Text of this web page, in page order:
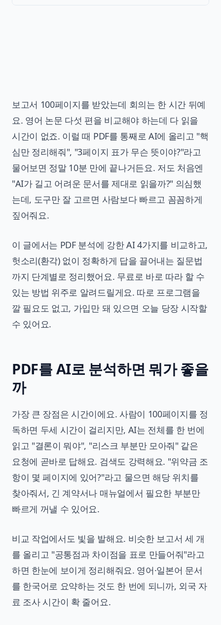
보고서 100페이지를 받았는데 회의는 한 시간 뒤예
요. 영어 논문 다섯 편을 비교해야 하는데 다 읽을
시간이 없죠. 이럴 때 PDF를 통째로 AI에 올리고 "핵
심만 정리해줘", "3페이지 표가 무슨 뜻이야?"라고
물어보면 정말 10분 만에 끝나거든요. 저도 처음엔
"AI가 길고 어려운 문서를 제대로 읽을까?" 의심했
는데, 도구만 잘 고르면 사람보다 빠르고 꼼꼼하게
짚어줘요.
이 글에서는 PDF 분석에 강한 AI 4가지를 비교하고,
헛소리(환각) 없이 정확하게 답을 끌어내는 질문법
까지 단계별로 정리했어요. 무료로 바로 따라 할 수
있는 방법 위주로 알려드릴게요. 따로 프로그램을
깔 필요도 없고, 가입만 돼 있으면 오늘 당장 시작할
수 있어요.
PDF를 AI로 분석하면 뭐가 좋을
까
가장 큰 장점은 시간이에요. 사람이 100페이지를 정
독하면 두세 시간이 걸리지만, AI는 전체를 한 번에
읽고 "결론이 뭐야", "리스크 부분만 모아줘" 같은
요청에 곧바로 답해요. 검색도 강력해요. "위약금 조
항이 몇 페이지에 있어?"라고 물으면 해당 위치를
찾아줘서, 긴 계약서나 매뉴얼에서 필요한 부분만
빠르게 꺼낼 수 있어요.
비교 작업에서도 빛을 발해요. 비슷한 보고서 세 개
를 올리고 "공통점과 차이점을 표로 만들어줘"라고
하면 한눈에 보이게 정리해줘요. 영어·일본어 문서
를 한국어로 요약하는 것도 한 번에 되니까, 외국 자
료 조사 시간이 확 줄어요.